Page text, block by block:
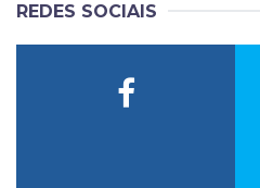
REDES SOCIAIS